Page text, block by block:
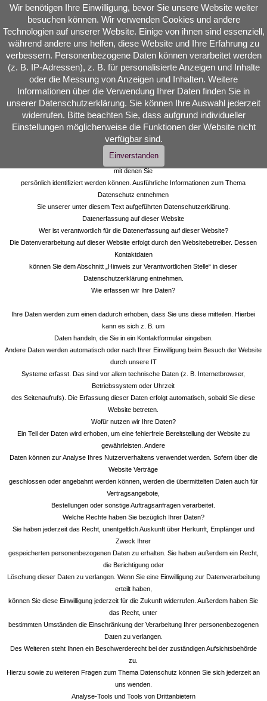
Wir benötigen Ihre Einwilligung, bevor Sie unsere Website weiter
besuchen können. Wir verwenden Cookies und andere
Technologien auf unserer Website. Einige von ihnen sind essenziell,
während andere uns helfen, diese Website und Ihre Erfahrung zu
verbessern. Personenbezogene Daten können verarbeitet werden
(z. B. IP-Adressen), z. B. für personalisierte Anzeigen und Inhalte
oder die Messung von Anzeigen und Inhalten. Weitere
Informationen über die Verwendung Ihrer Daten finden Sie in
unserer Datenschutzerklärung. Sie können Ihre Auswahl jederzeit
widerrufen. Bitte beachten Sie, dass aufgrund individueller
Einstellungen möglicherweise die Funktionen der Website nicht
verfügbar sind.
Einverstanden
Direkt zum Seiteninhalt
Menü überspringen
Reinkarnationstherapie
Seelenreisen Quantenheilung
Datenschutzverantwortung
Datenschutzerklärung
1. Datenschutz auf einen Blick
Allgemeine Hinweise
Die folgenden Hinweise geben einen einfachen Überblick darüber, was mit Ihren
personenbezogenen Daten
passiert, wenn Sie diese Website besuchen. Personenbezogene Daten sind alle Daten,
mit denen Sie
persönlich identifiziert werden können. Ausführliche Informationen zum Thema
Datenschutz entnehmen
Sie unserer unter diesem Text aufgeführten Datenschutzerklärung.
Datenerfassung auf dieser Website
Wer ist verantwortlich für die Datenerfassung auf dieser Website?
Die Datenverarbeitung auf dieser Website erfolgt durch den Websitebetreiber. Dessen
Kontaktdaten
können Sie dem Abschnitt „Hinweis zur Verantwortlichen Stelle“ in dieser
Datenschutzerklärung entnehmen.
Wie erfassen wir Ihre Daten?
Ihre Daten werden zum einen dadurch erhoben, dass Sie uns diese mitteilen. Hierbei
kann es sich z. B. um
Daten handeln, die Sie in ein Kontaktformular eingeben.
Andere Daten werden automatisch oder nach Ihrer Einwilligung beim Besuch der Website
durch unsere IT
Systeme erfasst. Das sind vor allem technische Daten (z. B. Internetbrowser,
Betriebssystem oder Uhrzeit
des Seitenaufrufs). Die Erfassung dieser Daten erfolgt automatisch, sobald Sie diese
Website betreten.
Wofür nutzen wir Ihre Daten?
Ein Teil der Daten wird erhoben, um eine fehlerfreie Bereitstellung der Website zu
gewährleisten. Andere
Daten können zur Analyse Ihres Nutzerverhaltens verwendet werden. Sofern über die
Website Verträge
geschlossen oder angebahnt werden können, werden die übermittelten Daten auch für
Vertragsangebote,
Bestellungen oder sonstige Auftragsanfragen verarbeitet.
Welche Rechte haben Sie bezüglich Ihrer Daten?
Sie haben jederzeit das Recht, unentgeltlich Auskunft über Herkunft, Empfänger und
Zweck Ihrer
gespeicherten personenbezogenen Daten zu erhalten. Sie haben außerdem ein Recht,
die Berichtigung oder
Löschung dieser Daten zu verlangen. Wenn Sie eine Einwilligung zur Datenverarbeitung
erteilt haben,
können Sie diese Einwilligung jederzeit für die Zukunft widerrufen. Außerdem haben Sie
das Recht, unter
bestimmten Umständen die Einschränkung der Verarbeitung Ihrer personenbezogenen
Daten zu verlangen.
Des Weiteren steht Ihnen ein Beschwerderecht bei der zuständigen Aufsichtsbehörde
zu.
Hierzu sowie zu weiteren Fragen zum Thema Datenschutz können Sie sich jederzeit an
uns wenden.
Analyse-Tools und Tools von Drittanbietern